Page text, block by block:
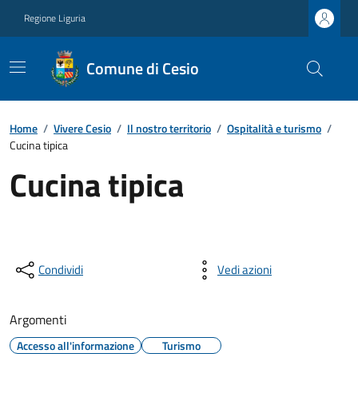
Regione Liguria
Comune di Cesio
Home / Vivere Cesio / Il nostro territorio / Ospitalità e turismo /
Cucina tipica
Cucina tipica
Condividi Vedi azioni
Argomenti
Accesso all'informazione Turismo